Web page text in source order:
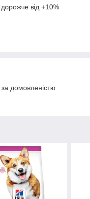
від +10%
домовленістю